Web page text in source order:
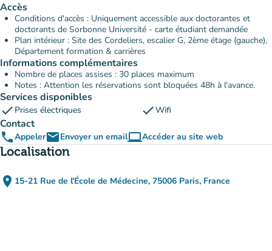
Accès
Conditions d'accès : Uniquement accessible aux doctorantes et
doctorants de Sorbonne Université - carte étudiant demandée
Plan intérieur : Site des Cordeliers, escalier G, 2ème étage (gauche),
Département formation & carrières
Informations complémentaires
Nombre de places assises : 30 places maximum
Notes : Attention les réservations sont bloquées 48h à l'avance.
Services disponibles
check Prises électriques checkWifi
Contact
phoneAppeleremailEnvoyer un emailcomputerAccéder au site web
(nouvel onglet)
Localisation
place 15-21 Rue de l'École de Médecine, 75006 Paris, France
(ouvrir dans Google Maps)
(nouvel onglet)